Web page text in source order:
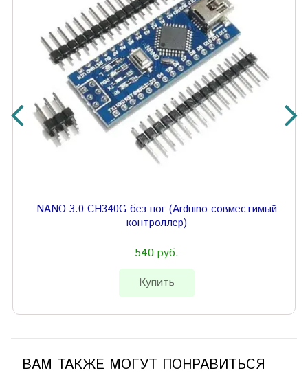
NANO 3.0 CH340G без ног (Arduino совместимый
контроллер)
540 руб.
Купить
ВАМ ТАКЖЕ МОГУТ ПОНРАВИТЬСЯ